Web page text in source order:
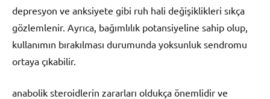
depresyon ve anksiyete gibi ruh hali değişiklikleri sıkça
gözlemlenir. Ayrıca, bağımlılık potansiyeline sahip olup,
kullanımın bırakılması durumunda yoksunluk sendromu
ortaya çıkabilir.
anabolik steroidlerin zararları oldukça önemlidir ve